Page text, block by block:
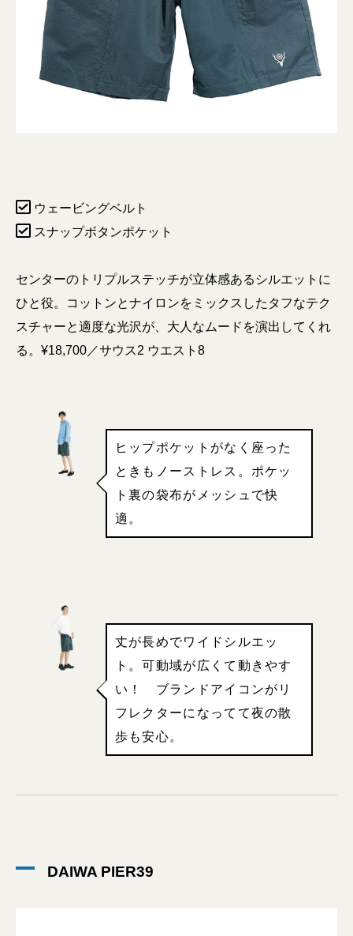
ウェービングベルト
スナップボタンポケット
センターのトリプルステッチが立体感あるシルエットに
ひと役。コットンとナイロンをミックスしたタフなテク
スチャーと適度な光沢が、大人なムードを演出してくれ
る。¥18,700／サウス2 ウエスト8
ヒップポケットがなく座った
ときもノーストレス。ポケッ
ト裏の袋布がメッシュで快
適。
丈が長めでワイドシルエッ
ト。可動域が広くて動きやす
い！ ブランドアイコンがリ
フレクターになってて夜の散
歩も安心。
DAIWA PIER39